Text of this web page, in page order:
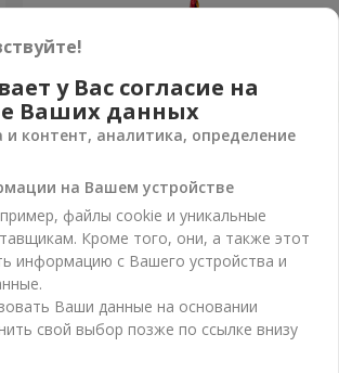
Шарик "С Днём рождения"
у Вас согласие на
Ваших данных
контент, аналитика, определение
на Вашем устройстве
файлы cookie и уникальные
Кроме того, они, а также этот
информацию с Вашего устройства и
Ваши данные на основании
свой выбор позже по ссылке внизу